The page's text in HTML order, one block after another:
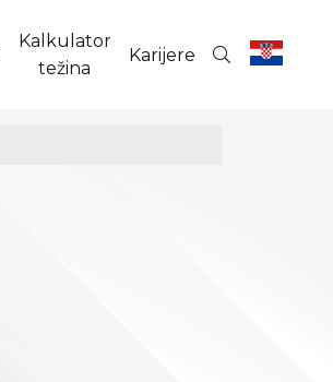
Kalkulator
težina
Karijere